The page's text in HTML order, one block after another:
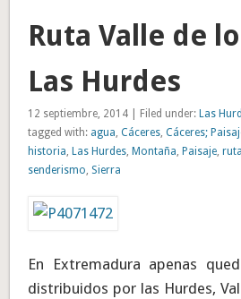
Ruta Valle de
Las Hurdes
12 septiembre, 2014 | Filed under: Las
tagged with: agua,Cáceres,Cáceres;
historia, Las Hurdes, Montaña, Paisaje,
senderismo, Sierra
En Extremadura apenas
distribuidos por las Hurdes,